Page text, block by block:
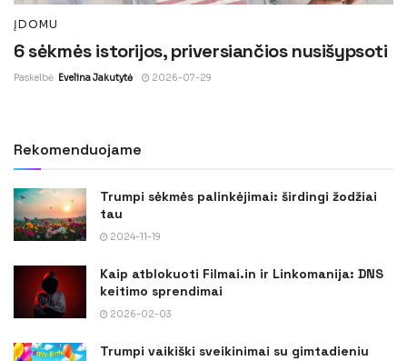
ĮDOMU
6 sėkmės istorijos, priversiančios nusišypsoti
Paskelbė Evelina Jakutytė 2026-07-29
Rekomenduojame
Trumpi sėkmės palinkėjimai: širdingi žodžiai
tau
2024-11-19
Kaip atblokuoti Filmai.in ir Linkomanija: DNS
keitimo sprendimai
2026-02-03
Trumpi vaikiški sveikinimai su gimtadieniu